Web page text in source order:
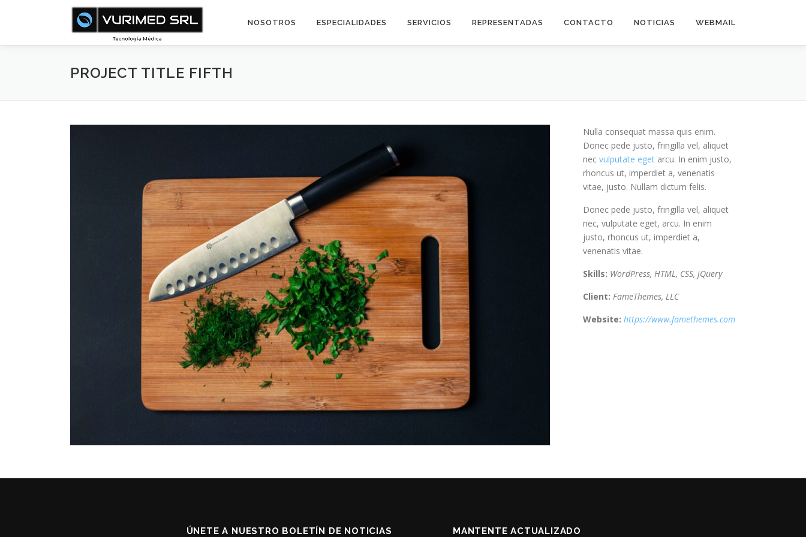
NOSOTROS ESPECIALIDADES SERVICIOS REPRESENTADAS CONTACTO NOTICIAS WEBMAIL
PROJECT TITLE FIFTH
Nulla consequat massa quis enim.
Donec pede justo, fringilla vel, aliquet
nec vulputate eget arcu. In enim justo,
rhoncus ut, imperdiet a, venenatis
vitae, justo. Nullam dictum felis.
Donec pede justo, fringilla vel, aliquet
nec, vulputate eget, arcu. In enim
justo, rhoncus ut, imperdiet a,
venenatis vitae.
Skills: WordPress, HTML, CSS, jQuery
Client: FameThemes, LLC
Website: https://www.famethemes.com
ÚNETE A NUESTRO BOLETÍN DE NOTICIAS MANTENTE ACTUALIZADO